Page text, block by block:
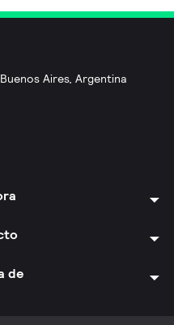
Aires, Argentina
de